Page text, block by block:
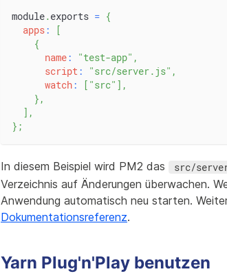
module.exports = {
apps:
[
{
name: "test-app" ,
script: "src/server.js" ,
watch: [ "src" ] ,
} ,
] ,
} ;
In diesem Beispiel wird PM2 das src/
Verzeichnis auf Änderungen überwachen.
Anwendung automatisch neu starten.
Dokumentationsreferenz.
Yarn Plug'n'Play benutzen